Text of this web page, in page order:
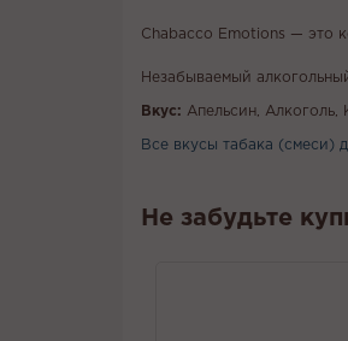
Chabacco Emotions — это
Незабываемый
Вкус: Апельсин, Алкоголь,
Все вкусы табака (смеси)
Не забудьте